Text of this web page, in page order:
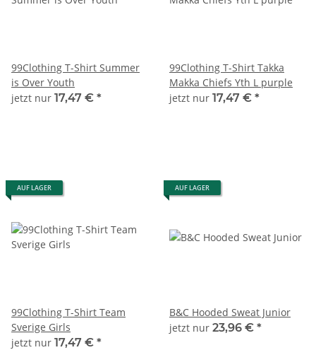
99Clothing T-Shirt Summer
is Over Youth
jetzt nur 17,47 € *
99Clothing T-Shirt Takka
Makka Chiefs Yth L purple
jetzt nur 17,47 € *
AUF LAGER
99Clothing T-Shirt Team
Sverige Girls
jetzt nur 17,47 € *
AUF LAGER
B&C Hooded Sweat Junior
jetzt nur 23,96 € *